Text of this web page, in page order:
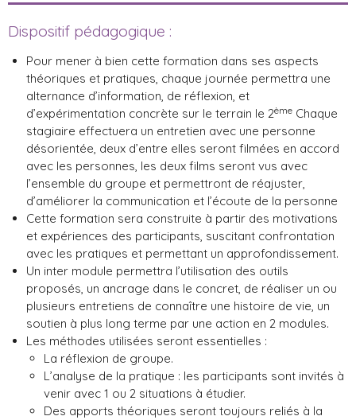
Dispositif pédagogique :
Pour mener à bien cette formation dans ses aspects
théoriques et pratiques, chaque journée permettra une
alternance d’information, de réflexion, et
d’expérimentation concrète sur le terrain le 2èmeChaque
stagiaire effectuera un entretien avec une personne
désorientée, deux d’entre elles seront filmées en accord
avec les personnes, les deux films seront vus avec
l’ensemble du groupe et permettront de réajuster,
d’améliorer la communication et l’écoute de la personne
Cette formation sera construite à partir des motivations
et expériences des participants, suscitant confrontation
avec les pratiques et permettant un approfondissement.
Un inter module permettra l’utilisation des outils
proposés, un ancrage dans le concret, de réaliser un ou
plusieurs entretiens de connaître une histoire de vie, un
soutien à plus long terme par une action en 2 modules.
Les méthodes utilisées seront essentielles :
La réflexion de groupe.
L’analyse de la pratique : les participants sont invités à
venir avec 1 ou 2 situations à étudier.
Des apports théoriques seront toujours reliés à la